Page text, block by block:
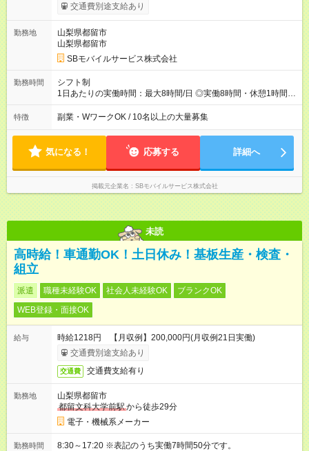
交通費別途支給あり
勤務地
山梨県都留市
山梨県都留市
SBモバイルサービス株式会社
勤務時間
シフト制
1日あたりの実働時間：最大8時間/日 ◎実働8時間・休憩1時間 ◎
残業は月平均5時間程度です
特徴 副業・WワークOK / 10名以上の大量募集
気になる！ 応募する 詳細へ
掲載元企業名 SBモバイルサービス株式会社
未読
高時給！車通勤OK！土日休み！基板生産・検査・
組立
派遣 職種未経験OK 社会人未経験OK
ブランクOK
WEB登録・面接OK
給与
時給1218円 【月収例】200,000円(月収例21日実働)
交通費別途支給あり
交通費 交通費支給有り
勤務地
山梨県都留市
都留文科大学前駅から徒歩29分
電子・機械系メーカー
勤務時間 8:30～17:20 ※表記のうち実働7時間50分です。